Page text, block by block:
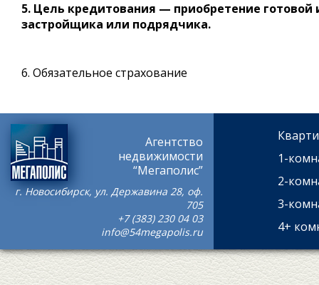
5. Цель кредитования — приобретение
застройщика или подрядчика.
6. Обязательное страхование
Агентство
недвижимости
“Мегаполис”
г. Новосибирск, ул. Державина 28, оф.
705
+7 (383) 230 04 03
info@54megapolis.ru
1-
2-
3-
4+